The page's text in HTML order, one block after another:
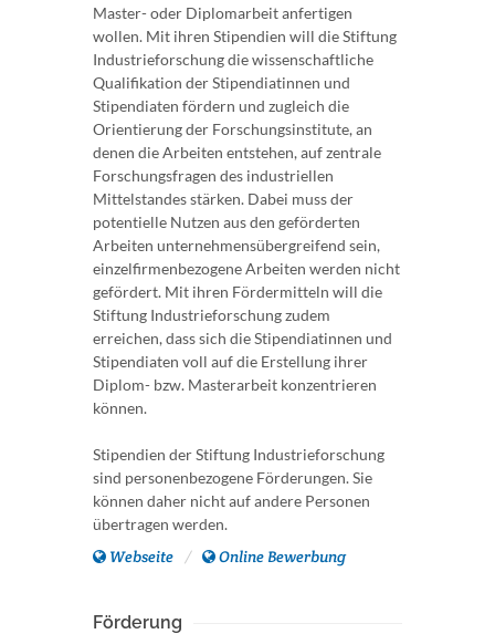
Master- oder Diplomarbeit anfertigen
wollen. Mit ihren Stipendien will die Stiftung
Industrieforschung die wissenschaftliche
Qualifikation der Stipendiatinnen und
Stipendiaten fördern und zugleich die
Orientierung der Forschungsinstitute, an
denen die Arbeiten entstehen, auf zentrale
Forschungsfragen des industriellen
Mittelstandes stärken. Dabei muss der
potentielle Nutzen aus den geförderten
Arbeiten unternehmensübergreifend sein,
einzelfirmenbezogene Arbeiten werden nicht
gefördert. Mit ihren Fördermitteln will die
Stiftung Industrieforschung zudem
erreichen, dass sich die Stipendiatinnen und
Stipendiaten voll auf die Erstellung ihrer
Diplom- bzw. Masterarbeit konzentrieren
können.
Stipendien der Stiftung Industrieforschung
sind personenbezogene Förderungen. Sie
können daher nicht auf andere Personen
übertragen werden.
Webseite Online Bewerbung
Förderung